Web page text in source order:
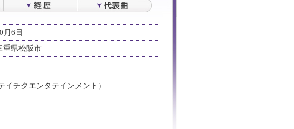
月6日
重県松阪市
イチクエンタテインメント）